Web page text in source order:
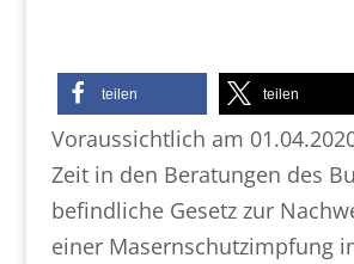
teilen teilen
Voraussichtlich am
Zeit in den Beratungen des
befindliche Gesetz zur
einer Masernschutzimpfung